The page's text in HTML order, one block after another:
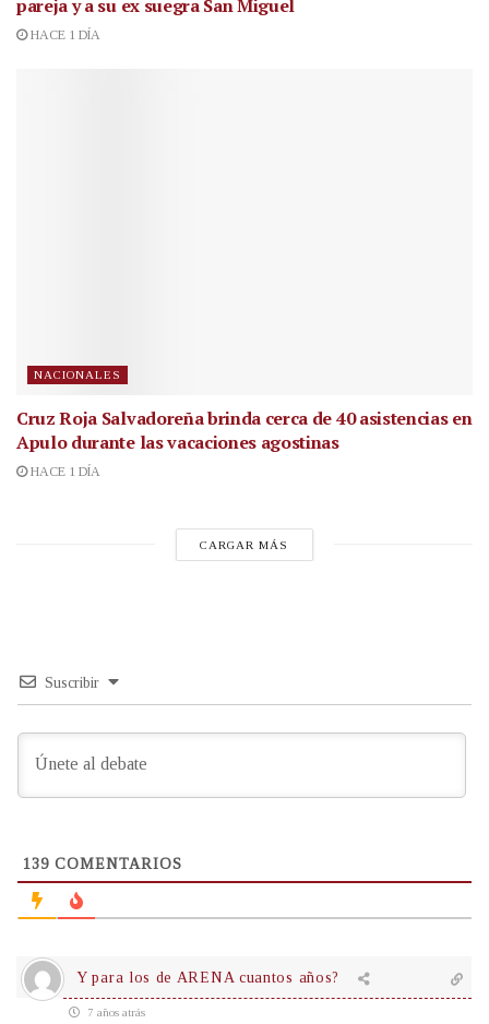
pareja y a su ex suegra San Miguel
HACE 1 DÍA
NACIONALES
Cruz Roja Salvadoreña brinda cerca de 40 asistencias en
Apulo durante las vacaciones agostinas
HACE 1 DÍA
CARGAR MÁS
Suscribir
139 COMENTARIOS
Y para los de ARENA cuantos años?
7 años atrás